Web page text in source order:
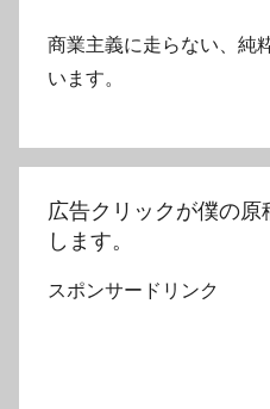
商業主義に走らない、純
います。
広告クリックが僕の
します。
スポンサードリンク